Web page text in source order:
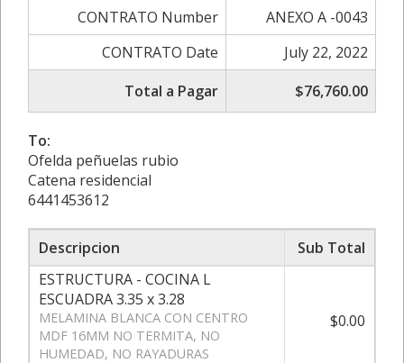
CONTRATO Number
ANEXO A -0043
CONTRATO Date
July 22, 2022
Total a Pagar
$76,760.00
To:
Ofelda peñuelas rubio
Catena residencial
6441453612
Descripcion
Sub Total
ESTRUCTURA - COCINA L
ESCUADRA 3.35 x 3.28
MELAMINA BLANCA CON CENTRO
MDF 16MM NO TERMITA, NO
HUMEDAD, NO RAYADURAS
$0.00